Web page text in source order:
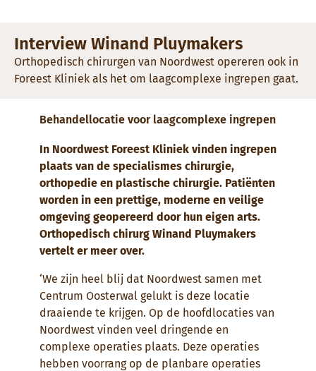
Interview Winand Pluymakers
Orthopedisch chirurgen van Noordwest opereren ook in
Foreest Kliniek als het om laagcomplexe ingrepen gaat.
Behandellocatie voor laagcomplexe ingrepen
In Noordwest Foreest Kliniek vinden ingrepen
plaats van de specialismes chirurgie,
orthopedie en plastische chirurgie. Patiënten
worden in een prettige, moderne en veilige
omgeving geopereerd door hun eigen arts.
Orthopedisch chirurg Winand Pluymakers
vertelt er meer over.
‘We zijn heel blij dat Noordwest samen met
Centrum Oosterwal gelukt is deze locatie
draaiende te krijgen. Op de hoofdlocaties van
Noordwest vinden veel dringende en
complexe operaties plaats. Deze operaties
hebben voorrang op de planbare operaties